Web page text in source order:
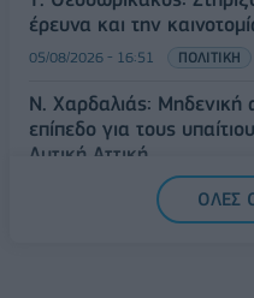
έρευνα και την
05/08/2026 - 16:51 ΠΟΛΙΤΙΚΗ
Ν. Χαρδαλιάς: Μηδενική
επίπεδο για τους
Δυτική Αττική
ΟΛΕΣ